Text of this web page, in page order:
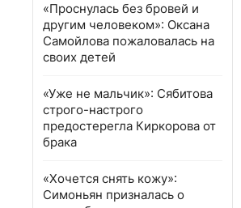
«Проснулась без бровей и
другим человеком»: Оксана
Самойлова пожаловалась на
своих детей
«Уже не мальчик»: Сябитова
строго-настрого
предостерегла Киркорова от
брака
«Хочется снять кожу»:
Симоньян призналась о